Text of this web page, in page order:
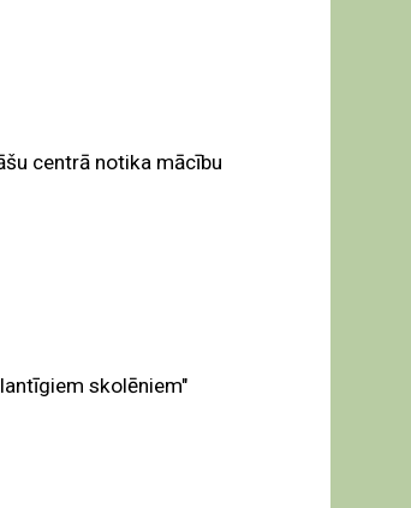
centrā notika mācību
skolēniem"